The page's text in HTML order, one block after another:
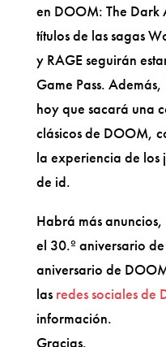
en DOOM: The Dark
títulos de las sagas
y RAGE seguirán
Game Pass.
hoy que sacará una
clásicos de DOOM,
la experiencia de los
de id.
Habrá más
el 30.º aniversario
aniversario de
las redes sociales de
información.
Gracias.